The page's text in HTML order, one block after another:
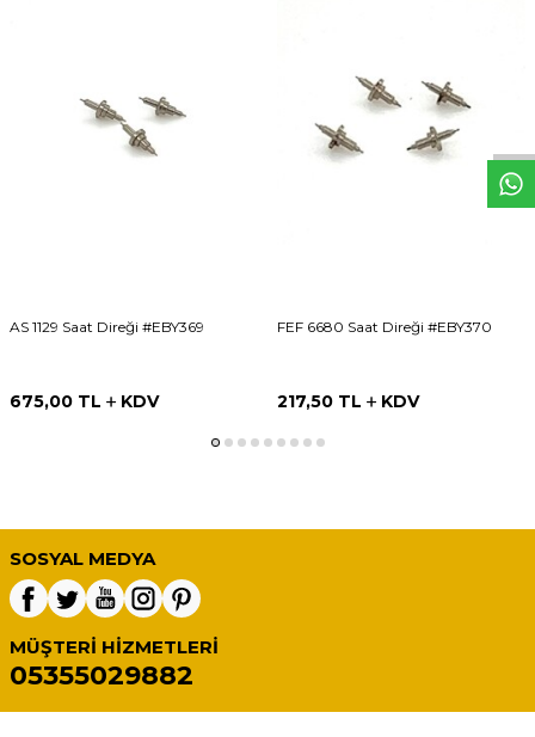
AS 1129 Saat Direği #EBY369
675,00 TL KDV
FEF 6680 Saat Direği #EBY370
217,50TL KDV
SOSYAL MEDYA
MÜŞTERI HIZMETLERI
05355029882